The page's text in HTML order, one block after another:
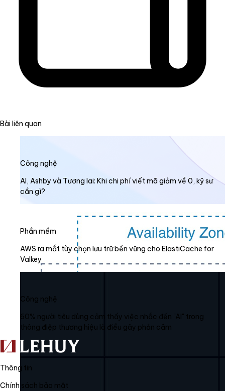
Bài liên quan
Công nghệ
AI, Ashby và Tương lai: Khi chi phí viết mã giảm về 0, kỹ sư
cần gì?
Phần mềm
AWS ra mắt tùy chọn lưu trữ bền vững cho ElastiCache for
Valkey
Công nghệ
60% người tiêu dùng cảm thấy việc nhắc đến "AI" trong
thông điệp thương hiệu là điều gây phản cảm
Thông tin
Chính sách bảo mật